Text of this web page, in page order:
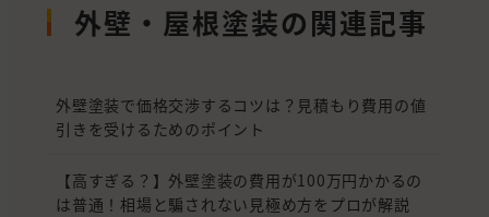
外壁・屋根塗装の関連記事
外壁塗装で価格交渉するコツは？見積もり費用の値
引きを受けるためのポイント
【高すぎる？】外壁塗装の費用が100万円かかるの
は普通！相場と騙されない見極め方をプロが解説